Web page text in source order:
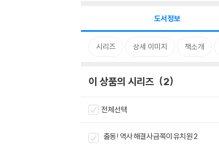
도서정보
시리즈 상세 이미지 책소개
이 상품의 시리즈 2
전체선택
출동! 역사 해결사 금쪽이 유치원 2